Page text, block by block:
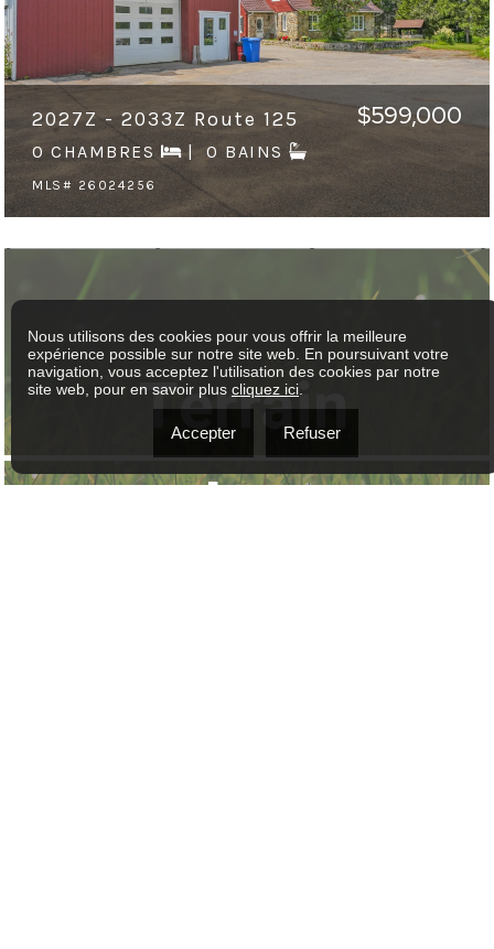
2027Z - 2033Z Route 125 $599,000
0 CHAMBRES 0 BAINS
MLS# 26024256
Nous utilisons des cookies pour vous offrir la meilleure
expérience possible sur notre site web. En poursuivant votre
navigation, vous acceptez l'utilisation des cookies par notre
site web, pour en savoir plus cliquez ici
Accepter Refuser